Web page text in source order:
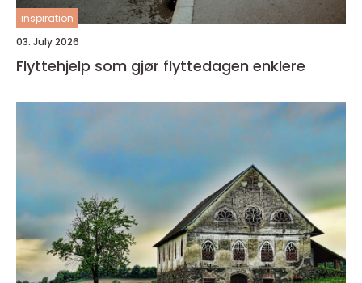
inspiration
03. July 2026
Flyttehjelp som gjør flyttedagen enklere